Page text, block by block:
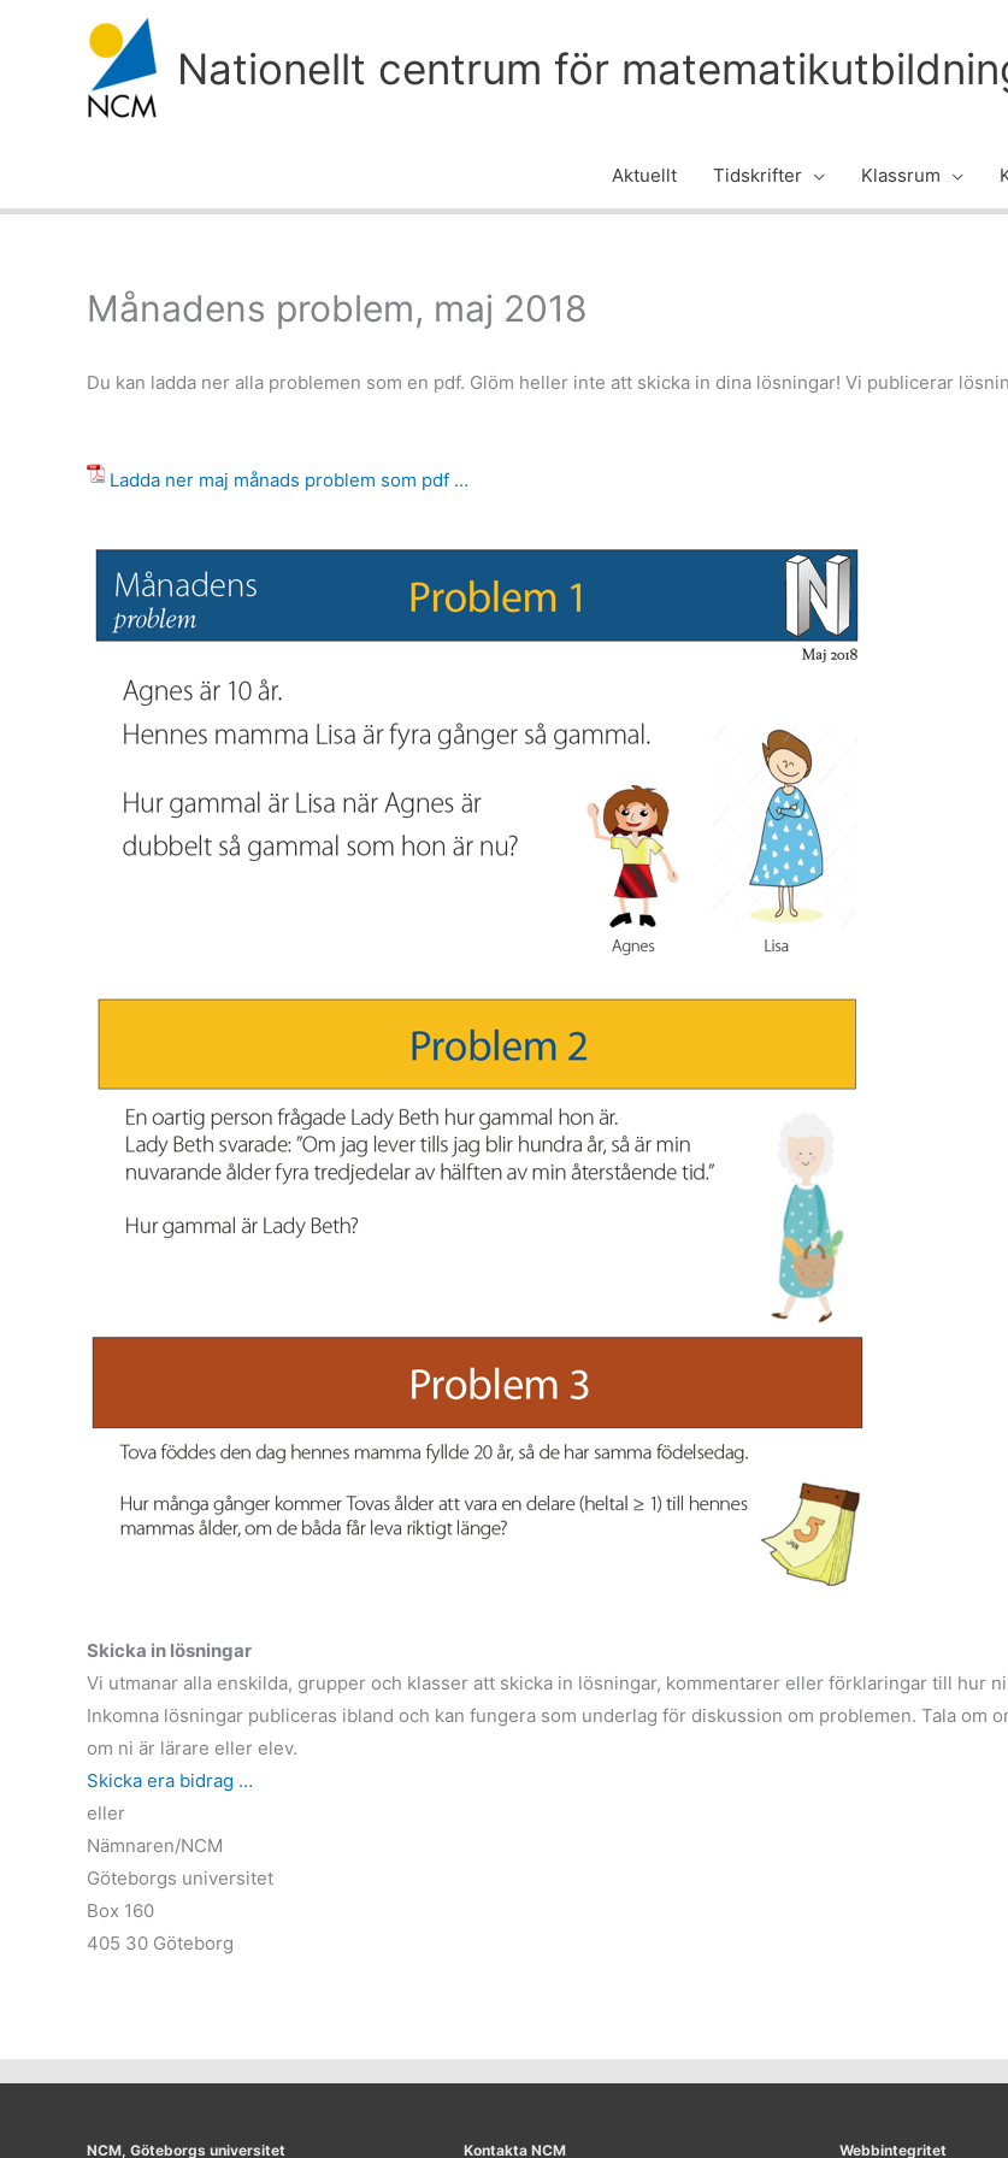
Nationellt centrum för
Aktuellt Tidskrifter Klassrum
Månadens problem, maj 2018
Du kan ladda ner alla problemen som en pdf. Glöm heller inte att skicka in dina lösningar! Vi publicerar
Ladda ner maj månads problem som pdf …
Skicka in lösningar
Vi utmanar alla enskilda, grupper och klasser att skicka in lösningar, kommentarer eller förklaringar till hur
Inkomna lösningar publiceras ibland och kan fungera som underlag för diskussion om problemen. Tala om
om ni är lärare eller elev.
Skicka era bidrag …
eller
Nämnaren/NCM
Göteborgs universitet
Box 160
405 30 Göteborg
NCM, Göteborgs universitet Kontakta NCM Webbintegritet